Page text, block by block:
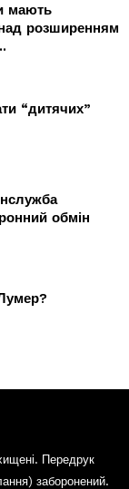
мають
розширенням
“дитячих”
обмін
Передрук
заборонений.